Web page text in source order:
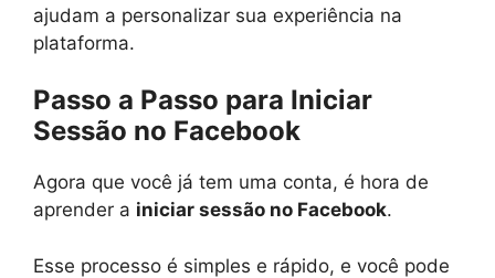
ajudam a personalizar sua experiência na
plataforma.
Passo a Passo para Iniciar
Sessão no Facebook
Agora que você já tem uma conta, é hora de
aprender a iniciar sessão no Facebook.
Esse processo é simples e rápido, e você pode